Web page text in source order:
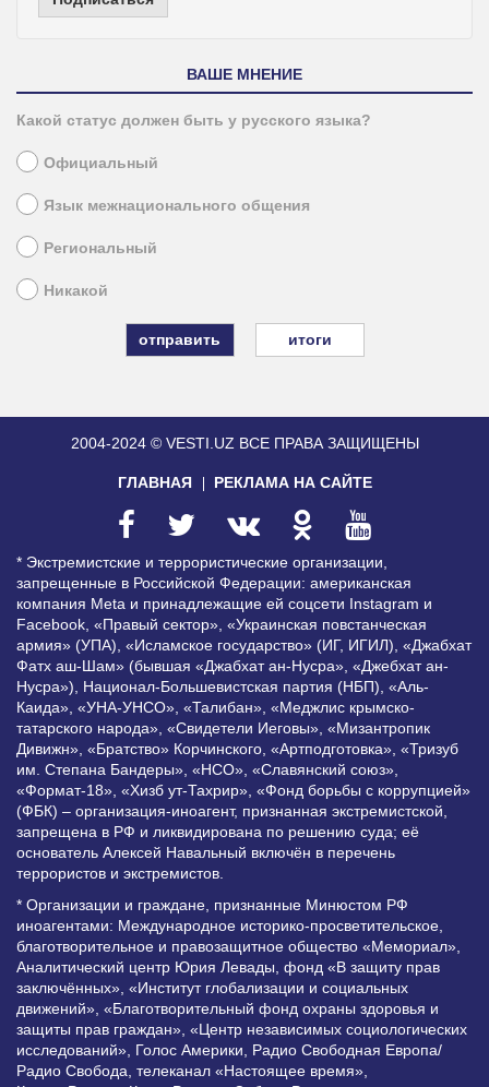
ВАШЕ МНЕНИЕ
Какой статус должен быть у русского языка?
Официальный
Язык межнационального общения
Региональный
Никакой
итоги
2004-2024 © VESTI.UZ ВСЕ ПРАВА ЗАЩИЩЕНЫ
ГЛАВНАЯ РЕКЛАМА НА САЙТЕ
* Экстремистские и террористические организации,
запрещенные в Российской Федерации: американская
компания Meta и принадлежащие ей соцсети Instagram и
Facebook, «Правый сектор», «Украинская повстанческая
армия» (УПА), «Исламское государство» (ИГ, ИГИЛ), «Джабхат
Фатх аш-Шам» (бывшая «Джабхат ан-Нусра», «Джебхат ан-
Нусра»), Национал-Большевистская партия (НБП), «Аль-
Каида», «УНА-УНСО», «Талибан», «Меджлис крымско-
татарского народа», «Свидетели Иеговы», «Мизантропик
Дивижн», «Братство» Корчинского, «Артподготовка», «Тризуб
им. Степана Бандеры», «НСО», «Славянский союз»,
«Формат-18», «Хизб ут-Тахрир», «Фонд борьбы с коррупцией»
(ФБК) – организация-иноагент, признанная экстремистской,
запрещена в РФ и ликвидирована по решению суда; её
основатель Алексей Навальный включён в перечень
террористов и экстремистов.
* Организации и граждане, признанные Минюстом РФ
иноагентами: Международное историко-просветительское,
благотворительное и правозащитное общество «Мемориал»,
Аналитический центр Юрия Левады, фонд «В защиту прав
заключённых», «Институт глобализации и социальных
движений», «Благотворительный фонд охраны здоровья и
защиты прав граждан», «Центр независимых социологических
исследований», Голос Америки, Радио Свободная Европа/
Радио Свобода, телеканал «Настоящее время»,